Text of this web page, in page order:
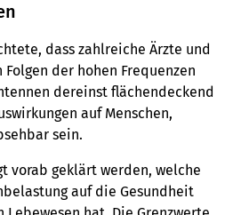
dass zahlreiche Ärzte und
der hohen Frequenzen
dereinst flächendeckend
auf Menschen,
sein.
vorab geklärt werden, welche
auf die Gesundheit